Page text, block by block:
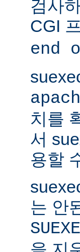
검사
CGI
end
치를
서
용할
는 안